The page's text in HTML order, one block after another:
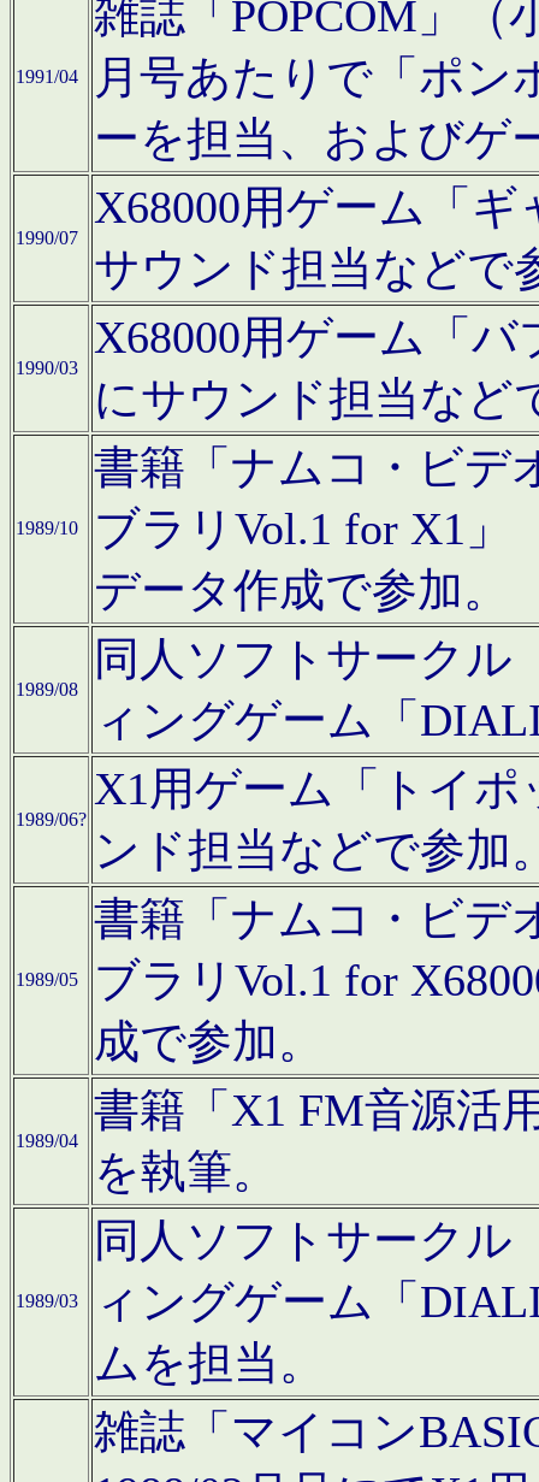
1991/04
雑誌「POPCOM」（
月号あたりで「ポン
ーを担当、およびゲ
1990/07
X68000用ゲーム「
サウンド担当などで
1990/03
X68000用ゲーム「
にサウンド担当など
1989/10
書籍「ナムコ・ビデ
ブラリVol.1 for X1」
データ作成で参加。
1989/08
同人ソフトサークル
ィングゲーム「
1989/06?
X1用ゲーム「トイ
ンド担当などで参加
1989/05
書籍「ナムコ・ビデ
ブラリVol.1 for
成で参加。
1989/04
書籍「X1 FM音源活
を執筆。
1989/03
同人ソフトサークル
ィングゲーム「
ムを担当。
雑誌「マイコン